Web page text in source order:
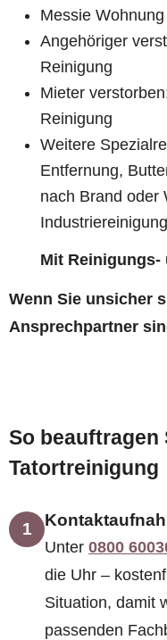
Messie
Angehöriger
Reinigung
Mieter
Reinigung
Weitere
Entfernung,
nach Brand oder
Industriereinigung
Mit
Wenn Sie unsicher
Ansprechpartner
So beauftragen
Tatortreinigung
1
Unter 0800
die Uhr –
Situation, damit
passenden